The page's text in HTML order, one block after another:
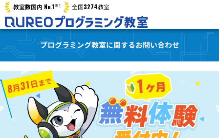
教室数国内 No.1※1 全国3274教室
プログラミング教室に関するお問い合わせ